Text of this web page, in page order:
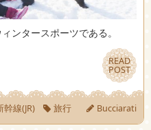
ンタースポーツである。
READ
POST
READ
POST
幹線(JR) 旅行 Bucciarati